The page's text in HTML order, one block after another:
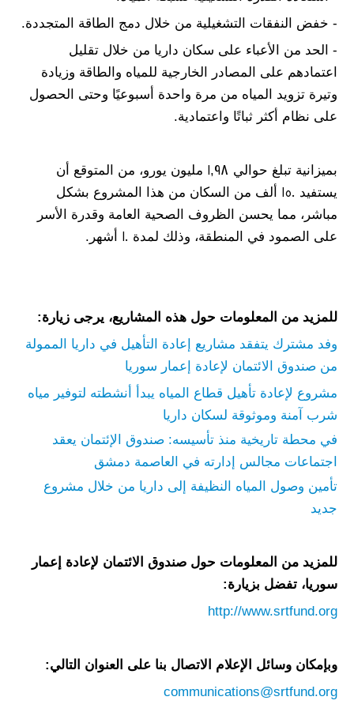
- خفض النفقات التشغيلية من خلال دمج الطاقة المتجددة.
- الحد من الأعباء على سكان داريا من خلال تقليل
اعتمادهم على المصادر الخارجية للمياه والطاقة وزيادة
وتيرة تزويد المياه من مرة واحدة أسبوعيًا وحتى الحصول
على نظام أكثر ثباتًا واعتمادية.
بميزانية تبلغ حوالي 1,98 مليون يورو، من المتوقع أن
يستفيد 150 ألف من السكان من هذا المشروع بشكل
مباشر، مما يحسن الظروف الصحية العامة وقدرة الأسر
على الصمود في المنطقة، وذلك لمدة 10 أشهر.
للمزيد من المعلومات حول هذه المشاريع، يرجى زيارة:
وفد مشترك يتفقد مشاريع إعادة التأهيل في داريا الممولة
من صندوق الائتمان لإعادة إعمار سوريا
مشروع لإعادة تأهيل قطاع المياه يبدأ أنشطته لتوفير مياه
شرب آمنة وموثوقة لسكان داريا
في محطة تاريخية منذ تأسيسه: صندوق الإئتمان يعقد
اجتماعات مجالس إدارته في العاصمة دمشق
تأمين وصول المياه النظيفة إلى داريا من خلال مشروع
جديد
للمزيد من المعلومات حول صندوق الائتمان لإعادة إعمار
سوريا، تفضل بزيارة:
http://www.srtfund.org
وبإمكان وسائل الإعلام الاتصال بنا على العنوان التالي:
communications@srtfund.org